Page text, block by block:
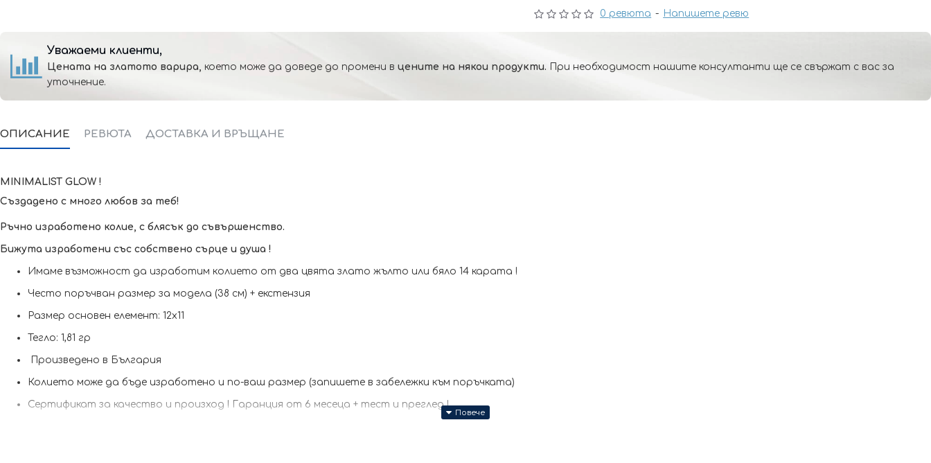
0 ревюта - Напишете ревю
Уважаеми клиенти,
Цената на златото варира, което може да доведе до промени в цените на някои продукти. При необходимост нашите консултанти ще се свържат с вас за
уточнение.
ОПИСАНИЕ РЕВЮТА ДОСТАВКА И ВРЪЩАНЕ
MINIMALIST GLOW !
Създадено с много любов за теб!
Ръчно изработено колие, с блясък до съвършенство.
Бижута изработени със собствено сърце и душа !
Имаме възможност да изработим кoлието от два цвята злато жълто или бяло 14 карата !
Често поръчван размер за модела (38 см) + екстензия
Размер основен елемент: 12х11
Тегло: 1,81 гр
Произведено в България
Колието може да бъде изработено и по-ваш размер (запишете в забележки към поръчката)
Сертификат за качество и произход ! Гаранция от 6 месеца + тест и преглед !